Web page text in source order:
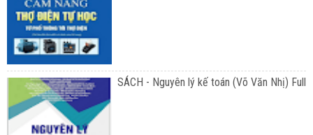
SÁCH - Nguyên lý kế toán (Võ Văn Nhị) Full